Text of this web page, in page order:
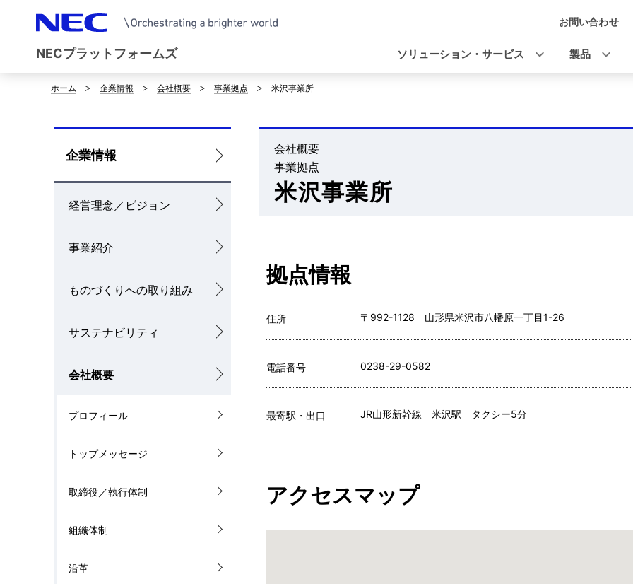
NECプラットフォームズ
ゲ
シ
ン
お問い合わせ
ソリューション・サービス 製品
サ
イ
ト
内
ホーム 企業情報 会社概要 事業拠点 米沢事業所
ロ
ー
カ
ル
ビ
シ
企業情報
経営理念／ビジョン
事業紹介
ものづくりへの取り組み
サステナビリティ
会社概要
プロフィール
トップメッセージ
取締役／執行体制
組織体制
沿革
米沢事業所
会社概要
事業拠点
拠点情報
住所 〒992-1128 山形県米沢市八幡原一丁目1-26
電話番号 0238-29-0582
最寄駅・出口 JR山形新幹線 米沢駅 タクシー5分
アクセスマップ